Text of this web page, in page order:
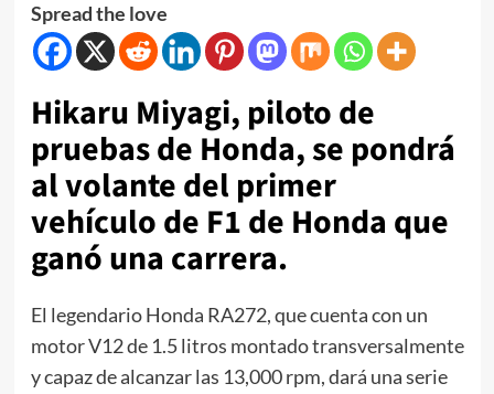
Spread the love
Hikaru Miyagi, piloto de
pruebas de Honda, se pondrá
al volante del primer
vehículo de F1 de Honda que
ganó una carrera.
El legendario Honda RA272, que cuenta con un
motor V12 de 1.5 litros montado transversalmente
y capaz de alcanzar las 13,000 rpm, dará una serie